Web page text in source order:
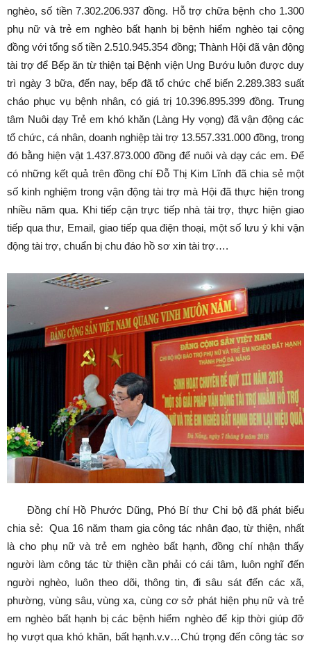
nghèo, số tiền 7.302.206.937 đồng. Hỗ trợ chữa bệnh cho 1.300
phụ nữ và trẻ em nghèo bất hạnh bị bệnh hiểm nghèo tại cộng
đồng với tổng số tiền 2.510.945.354 đồng; Thành Hội đã vận động
tài trợ để Bếp ăn từ thiện tại Bệnh viện Ung Bướu luôn được duy
trì ngày 3 bữa, đến nay, bếp đã tổ chức chế biến 2.289.383 suất
cháo phục vụ bệnh nhân, có giá trị 10.396.895.399 đồng. Trung
tâm Nuôi dạy Trẻ em khó khăn (Làng Hy vọng) đã vận động các
tổ chức, cá nhân, doanh nghiệp tài trợ 13.557.331.000 đồng, trong
đó bằng hiện vật 1.437.873.000 đồng để nuôi và dạy các em. Để
có những kết quả trên đồng chí Đỗ Thị Kim Lĩnh đã chia sẻ một
số kinh nghiệm trong vận động tài trợ mà Hội đã thực hiện trong
nhiều năm qua. Khi tiếp cận trực tiếp nhà tài trợ, thực hiện giao
tiếp qua thư, Email, giao tiếp qua điện thoại, một số lưu ý khi vận
động tài trợ, chuẩn bị chu đáo hồ sơ xin tài trợ….
Đồng chí Hồ Phước Dũng, Phó Bí thư Chi bộ đã phát biểu
chia sẻ: Qua 16 năm tham gia công tác nhân đạo, từ thiện, nhất
là cho phụ nữ và trẻ em nghèo bất hạnh, đồng chí nhận thấy
người làm công tác từ thiện cần phải có cái tâm, luôn nghĩ đến
người nghèo, luôn theo dõi, thông tin, đi sâu sát đến các xã,
phường, vùng sâu, vùng xa, cùng cơ sở phát hiện phụ nữ và trẻ
em nghèo bất hạnh bị các bệnh hiểm nghèo để kịp thời giúp đỡ
họ vượt qua khó khăn, bất hạnh.v.v…Chú trọng đến công tác sơ